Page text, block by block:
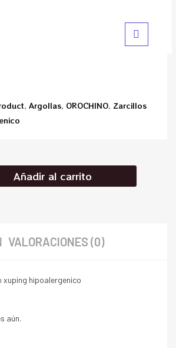
, Argollas, OROCHINO, Zarcillos
Añadir al carrito
VALORACIONES (0)
xuping hipoalergenico
aún.